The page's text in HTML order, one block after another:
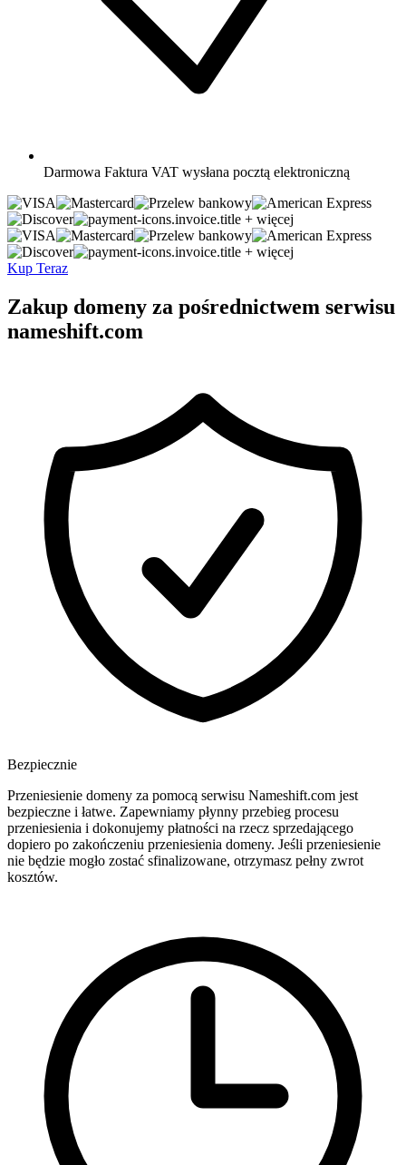
Darmowa Faktura VAT wysłana pocztą elektroniczną
+ więcej
+ więcej
Kup Teraz
Zakup domeny za pośrednictwem serwisu
nameshift.com
Bezpiecznie
Przeniesienie domeny za pomocą serwisu Nameshift.com jest
bezpieczne i łatwe. Zapewniamy płynny przebieg procesu
przeniesienia i dokonujemy płatności na rzecz sprzedającego
dopiero po zakończeniu przeniesienia domeny. Jeśli przeniesienie
nie będzie mogło zostać sfinalizowane, otrzymasz pełny zwrot
kosztów.